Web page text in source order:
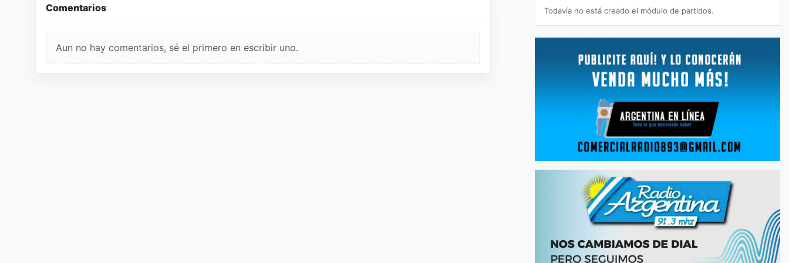
Comentarios
Aun no hay comentarios, sé el primero en escribir uno.
Todavía no está creado el módulo de partidos.